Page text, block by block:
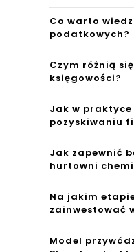
Co warto
podatkowych?
Czym różnią
księgowości?
Jak w
pozyskiwaniu
Jak zapewnić
hurtowni
Na jakim
zainwestować
Model